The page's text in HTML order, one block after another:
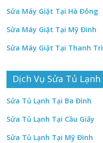
Sửa Máy Giặt Tại Hà Đông
Sửa Máy Giặt Tại Mỹ Đình
Sửa Máy Giặt Tại Thanh Trì
Dịch Vụ Sửa Tủ Lạnh
Sửa Tủ Lạnh Tại Ba Đình
Sửa Tủ Lạnh Tại Cầu Giấy
Sửa Tủ Lạnh Tại Mỹ Đình